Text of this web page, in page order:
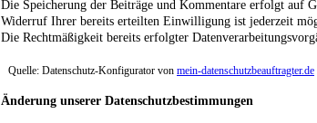
Die Speicherung der Beiträge und Kommentare erfolgt
Widerruf Ihrer bereits erteilten Einwilligung ist jederzeit
Die Rechtmäßigkeit bereits erfolgter
Quelle: Datenschutz-Konfigurator von mein-datenschutzbeauftragter.de
Änderung unserer Datenschutzbestimmungen